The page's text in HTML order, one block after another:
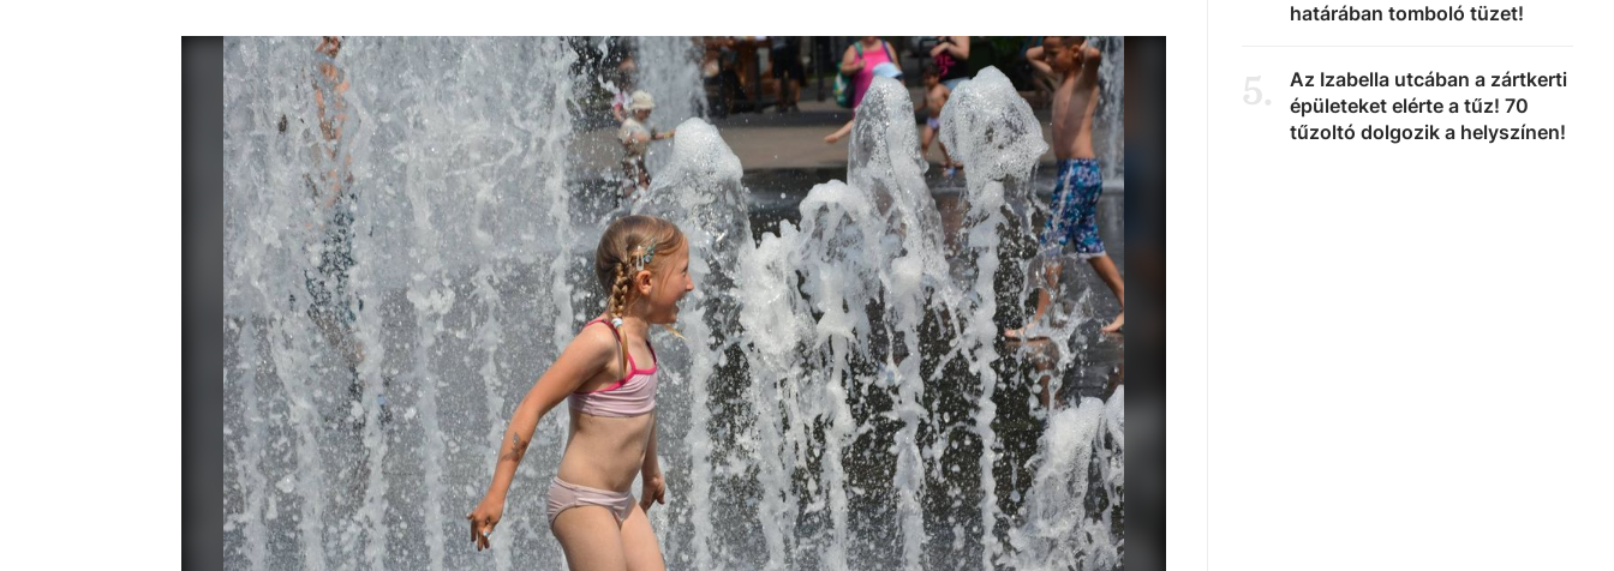
határában tomboló tüzet!
5.
Az Izabella utcában a zártkerti
épületeket elérte a tűz! 70
tűzoltó dolgozik a helyszínen!